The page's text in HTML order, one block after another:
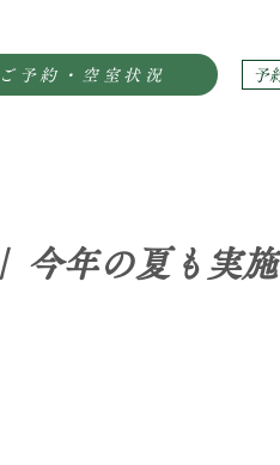
ご予約・空室状況 予
今年の夏も実